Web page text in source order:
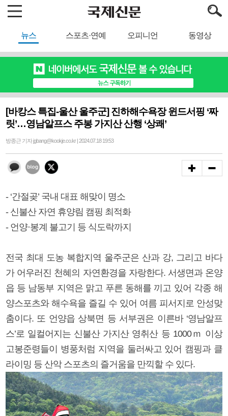
뉴스 스포츠·연예 오피니언 동영상
[바캉스 특집-울산 울주군] 진하해수욕장 윈드서핑 ‘짜
릿’…영남알프스 주봉 가지산 산행 ‘상쾌’
방종근 기자 jgbang@kookje.co.kr | 2024.07.18 19:53
- ‘간절곶’ 국내 대표 해맞이 명소
- 신불산 자연 휴양림 캠핑 최적화
- 언양·봉계 불고기 등 식도락까지
전국 최대 도농 복합지역 울주군은 산과 강, 그리고 바다
가 어우러진 천혜의 자연환경을 자랑한다. 서생면과 온양
읍 등 남동부 지역은 맑고 푸른 동해를 끼고 있어 각종 해
양스포츠와 해수욕을 즐길 수 있어 여름 피서지로 안성맞
춤이다. 또 언양읍 상북면 등 서부권은 이른바 ‘영남알프
스’로 일컬어지는 신불산 가지산 영취산 등 1000ｍ 이상
고봉준령들이 병풍처럼 지역을 둘러싸고 있어 캠핑과 클
라이밍 등 산악 스포츠의 즐거움을 만끽할 수 있다.